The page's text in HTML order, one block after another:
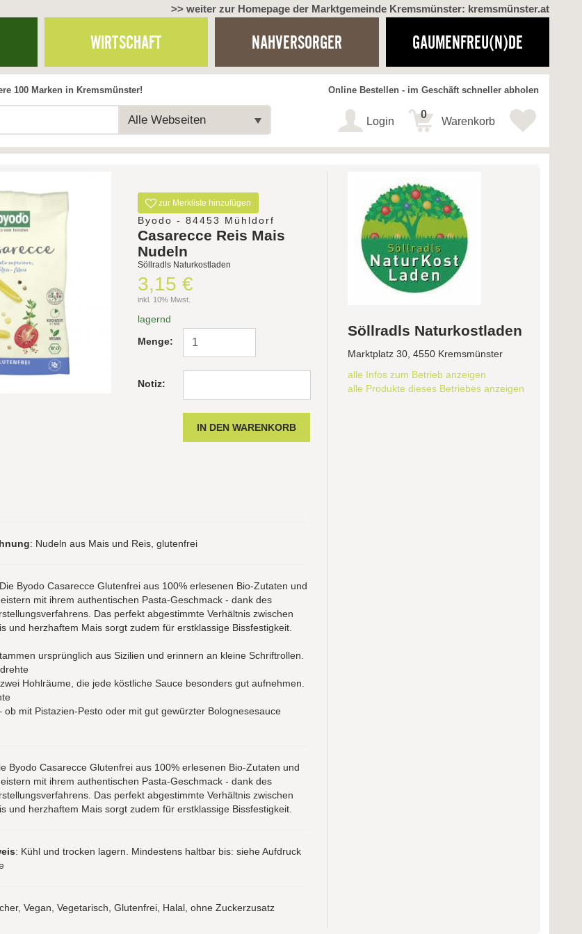
>> weiter zur Homepage der Marktgemeinde Kremsmünster: kremsmünster.at
WIRTSCHAFT NAHVERSORGER GAUMENFREU(N)DE
Alle Webseiten
100 Marken in Kremsmünster! Online Bestellen - im Geschäft schneller abholen
Login Warenkorb
0
zur Merkliste hinzufügen
Byodo - 84453 Mühldorf
Casarecce Reis Mais
Nudeln
Söllradls Naturkostladen
3,15 €
inkl. 10% Mwst.
lagernd
Menge:
Notiz:
: Nudeln aus Mais und Reis, glutenfrei
Byodo Casarecce Glutenfrei aus 100% erlesenen Bio-Zutaten und
mit ihrem authentischen Pasta-Geschmack - dank des
Das perfekt abgestimmte Verhältnis zwischen
und herzhaftem Mais sorgt zudem für erstklassige Bissfestigkeit.
ursprünglich aus Sizilien und erinnern an kleine Schriftrollen.
Hohlräume, die jede köstliche Sauce besonders gut aufnehmen.
ob mit Pistazien-Pesto oder mit gut gewürzter Bolognesesauce
Byodo Casarecce Glutenfrei aus 100% erlesenen Bio-Zutaten und
mit ihrem authentischen Pasta-Geschmack - dank des
Das perfekt abgestimmte Verhältnis zwischen
und herzhaftem Mais sorgt zudem für erstklassige Bissfestigkeit.
: Kühl und trocken lagern. Mindestens haltbar bis: siehe Aufdruck
Vegan, Vegetarisch, Glutenfrei, Halal, ohne Zuckerzusatz
Söllradls Naturkostladen
Marktplatz 30, 4550 Kremsmünster
alle Infos zum Betrieb anzeigen
alle Produkte dieses Betriebes anzeigen